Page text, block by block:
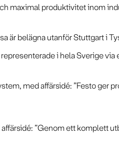
maximal produktivitet inom
är belägna utanför Stuttgart i
i hela Sverige via
med affärsidé: ”Festo
”Genom ett komplett